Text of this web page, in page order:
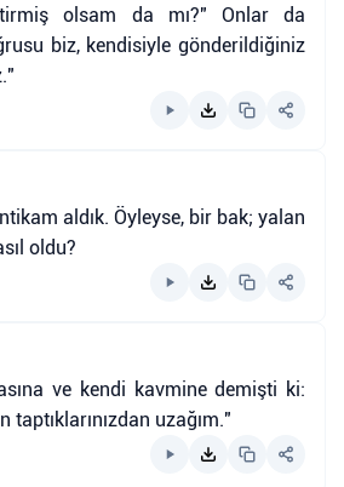
olsam da mı?" Onlar da
biz, kendisiyle gönderildiğiniz
aldık. Öyleyse, bir bak; yalan
oldu?
ve kendi kavmine demişti ki:
taptıklarınızdan uzağım."